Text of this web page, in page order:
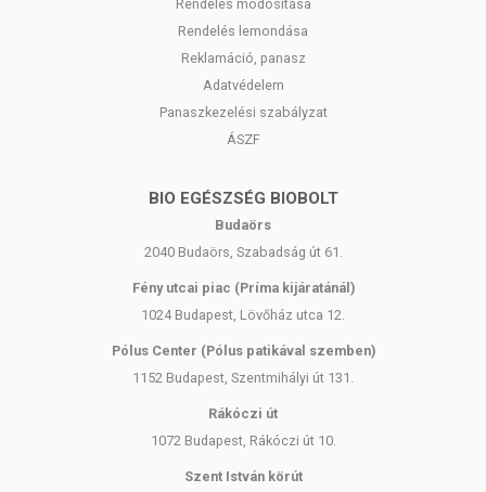
RICINUS COMMUNIS (CASTOR) SEED OIL*, ISOSTEARIC
HYDROGENATED OLIVE OIL STEARYL ESTERS, PRUNUS
ARMENIACA (APRICOT) KERNEL OIL*, CITRUS GRANDIS
ALUMINA, LIMONENE, LINALOOL. MAY CONTAIN +/- : CI
77492 (IRON OXIDES), CI 77499 (IRON OXIDES), CI 77510
(FERRIC FERROCYANIDE), CI 75470 (CARMINE), CI 77007
(ULTRAMARINES), CI 77288 (CHROMIUM OXIDE GREEN), CI
77289 (CHROMIUM DIOXIDE GREEN)
*Biológiai gazdálkodásból származó összetevő
Rendelés módosítása
Rendelés lemondása
Reklamáció, panasz
Adatvédelem
Panaszkezelési szabályzat
ÁSZF
BIO EGÉSZSÉG BIOBOLT
Budaörs
2040 Budaörs, Szabadság út 61.
Fény utcai piac (Príma kijáratánál)
1024 Budapest, Lövőház utca 12.
Pólus Center (Pólus patikával szemben)
1152 Budapest, Szentmihályi út 131.
Rákóczi út
1072 Budapest, Rákóczi út 10.
Szent István körút